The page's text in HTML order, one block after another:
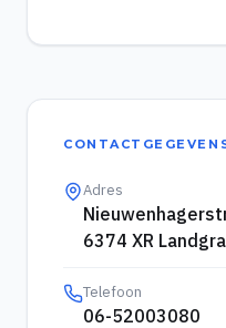
Adres
6374 XR
Telefoon
06-52003080